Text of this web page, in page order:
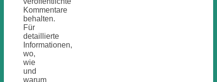
Kommentare
behalten.
Für
detaillierte
Informationen,
wo,
wie
und
warum